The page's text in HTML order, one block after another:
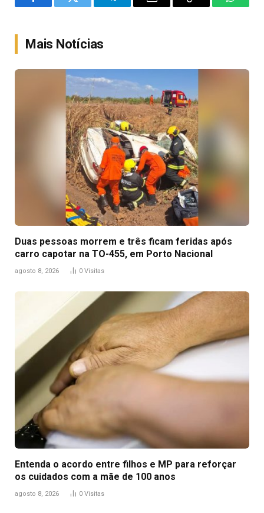
FacebookTwitter TelegramEmail
Copy
Mais Notícias
Duas pessoas morrem e três ficam feridas após
carro capotar na TO-455, em Porto Nacional
agosto 8, 2026 0 Visitas
Entenda o acordo entre filhos e MP para reforçar
os cuidados com a mãe de 100 anos
agosto 8, 2026 0 Visitas